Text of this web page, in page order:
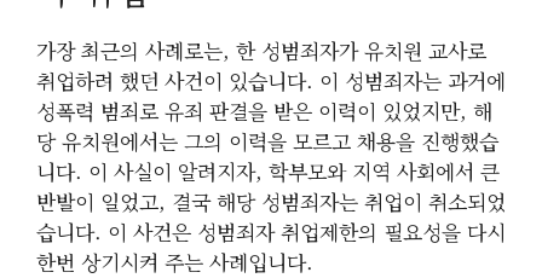
가장 최근의 사례로는, 한 성범죄자가 유치원 교사로
취업하려 했던 사건이 있습니다. 이 성범죄자는 과거에
성폭력 범죄로 유죄 판결을 받은 이력이 있었지만, 해
당 유치원에서는 그의 이력을 모르고 채용을 진행했습
니다. 이 사실이 알려지자, 학부모와 지역 사회에서 큰
반발이 일었고, 결국 해당 성범죄자는 취업이 취소되었
습니다. 이 사건은 성범죄자 취업제한의 필요성을 다시
한번 상기시켜 주는 사례입니다.